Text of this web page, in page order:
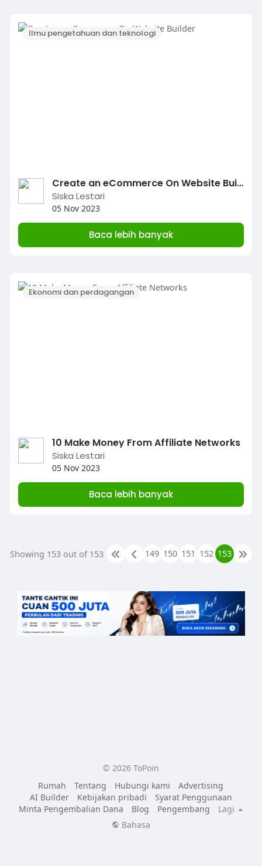
Ilmu pengetahuan dan teknologi
Create an eCommerce On Website Builder
Siska Lestari
05 Nov 2023
Baca lebih banyak
Ekonomi dan perdagangan
10 Make Money From Affiliate Networks
Siska Lestari
05 Nov 2023
Baca lebih banyak
Showing 153 out of 153 149 150 151 152 153
© 2026 ToPoin
Rumah
Tentang Hubungi kami
Advertising
AI Builder
Kebijakan pribadi
Syarat Penggunaan
Minta Pengembalian Dana
Blog Pengembang
Lagi
Bahasa